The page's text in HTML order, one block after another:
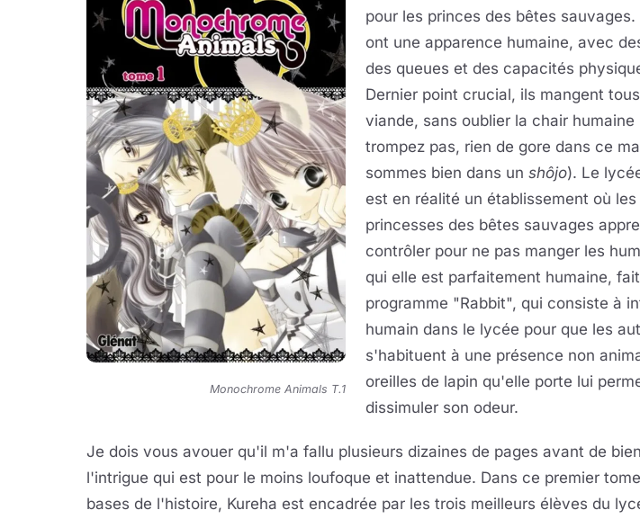
Monochrome Animals T.1
pour les princes des bêtes sauvages.
ont une apparence humaine, avec
des queues et des capacités
Dernier point crucial, ils mangent
viande, sans oublier la chair humaine
trompez pas, rien de gore dans ce
sommes bien dans un shôjo). Le
est en réalité un établissement où
princesses des bêtes sauvages
contrôler pour ne pas manger les
qui elle est parfaitement humaine,
programme "Rabbit", qui consiste à
humain dans le lycée pour que les
s'habituent à une présence non
oreilles de lapin qu'elle porte lui
dissimuler son odeur.
Je dois vous avouer qu'il m'a fallu plusieurs dizaines de pages avant de
l'intrigue qui est pour le moins loufoque et inattendue. Dans ce premier
bases de l'histoire, Kureha est encadrée par les trois meilleurs élèves du